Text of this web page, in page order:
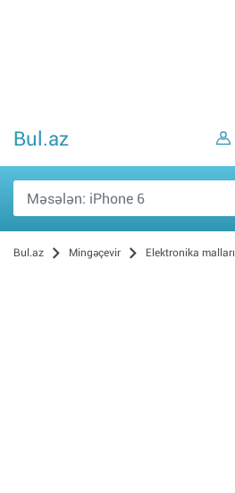
Bul.az
Bul.az Mingəçevir Elektronika malları